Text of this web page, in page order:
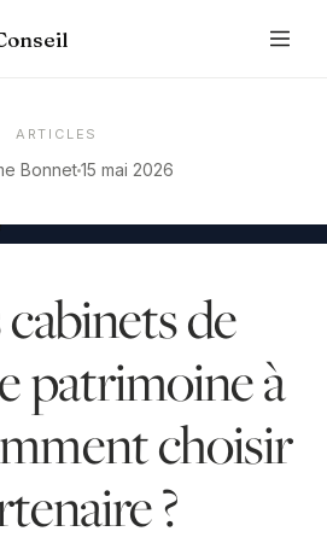
ARTICLES
Bonnet15 mai 2026
de
patrimoine à
choisir
?